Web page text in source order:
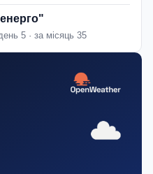
5 · за місяць 35